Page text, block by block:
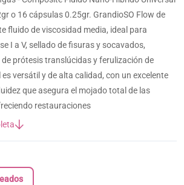
o 16 cápsulas 0.25gr. GrandioSO Flow de
fluido de viscosidad media, ideal para
I a V, sellado de fisuras y socavados,
prótesis translúcidas y ferulización de
versátil y de alta calidad, con un excelente
que asegura el mojado total de las
restauraciones